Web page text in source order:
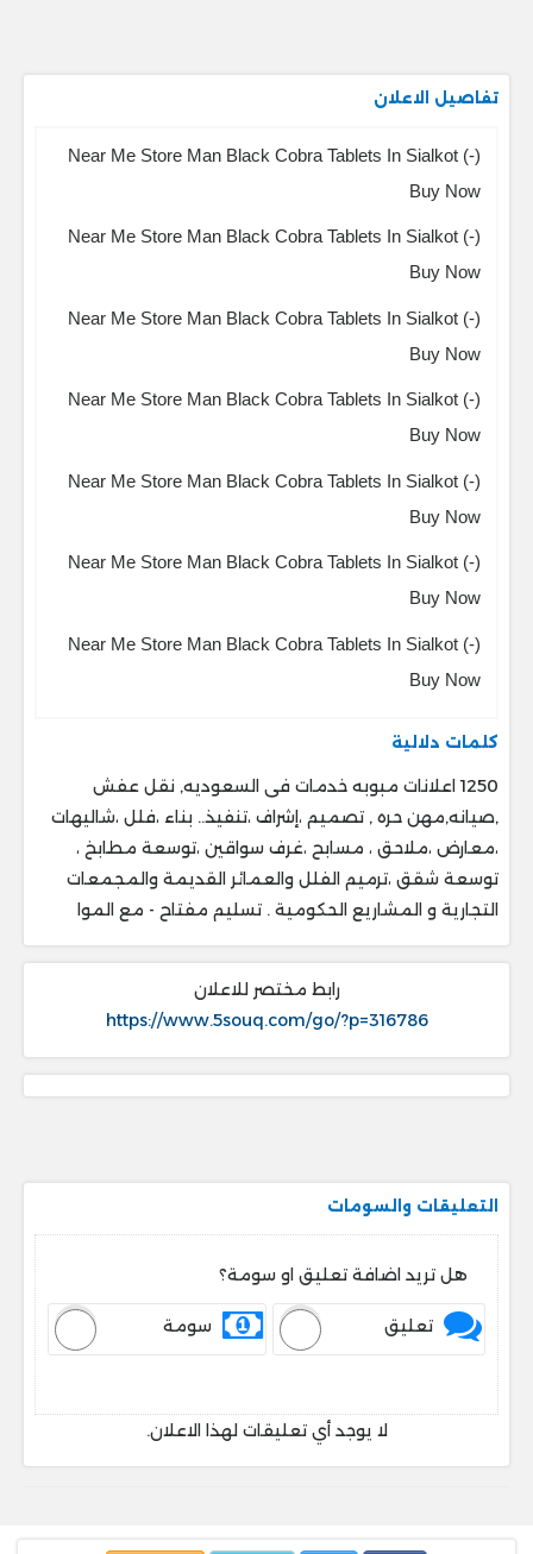
تفاصيل الاعلان
Near Me Store Man Black Cobra Tablets In Sialkot (-)
Buy Now
Near Me Store Man Black Cobra Tablets In Sialkot (-)
Buy Now
Near Me Store Man Black Cobra Tablets In Sialkot (-)
Buy Now
Near Me Store Man Black Cobra Tablets In Sialkot (-)
Buy Now
Near Me Store Man Black Cobra Tablets In Sialkot (-)
Buy Now
Near Me Store Man Black Cobra Tablets In Sialkot (-)
Buy Now
Near Me Store Man Black Cobra Tablets In Sialkot (-)
Buy Now
كلمات دلالية
1250 اعلانات مبوبه خدمات فى السعوديه, نقل عفش
,صيانه,مهن حره , تصميم ،إشراف ،تنفيذ.. ‎بناء ،فلل ،شاليهات
،معارض ،ملاحق ، ‎مسابح ،غرف سواقين ،توسعة مطابخ ،
‎توسعة شقق ،ترميم الفلل والعمائر القديمة والمجمعات
التجارية و المشاريع الحكومية . ‎تسليم مفتاح - مع الموا
رابط مختصر للاعلان
https://www.5souq.com/go/?p=316786
التعليقات والسومات
هل تريد اضافة تعليق او سومة؟
تعليق سومة
لا يوجد أي تعليقات لهذا الاعلان.